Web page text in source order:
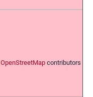
OpenStreetMap contributors